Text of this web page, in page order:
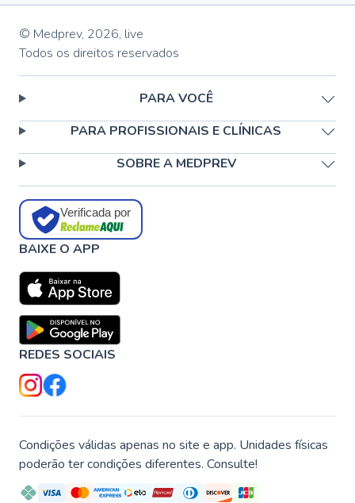
© Medprev, 2026, live
Todos os direitos reservados
PARA VOCÊ
PARA PROFISSIONAIS E CLÍNICAS
SOBRE A MEDPREV
Verificada por
BAIXE O APP
REDES SOCIAIS
Condições válidas apenas no site e app. Unidades físicas
poderão ter condições diferentes. Consulte!